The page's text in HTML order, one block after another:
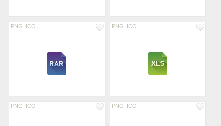
PNG ICO PNG ICO
PNG ICO PNG ICO